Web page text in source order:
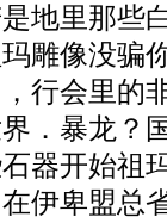
地里那些
雕像没骗
行会里的
．暴龙？
器开始祖
伊卑盟总